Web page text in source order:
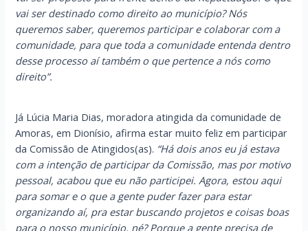
vai ser destinado como direito ao município? Nós
queremos saber, queremos participar e colaborar com a
comunidade, para que toda a comunidade entenda dentro
desse processo aí também o que pertence a nós como
direito”.
Já Lúcia Maria Dias, moradora atingida da comunidade de
Amoras, em Dionísio, afirma estar muito feliz em participar
da Comissão de Atingidos(as). “Há dois anos eu já estava
com a intenção de participar da Comissão, mas por motivo
pessoal, acabou que eu não participei. Agora, estou aqui
para somar e o que a gente puder fazer para estar
organizando aí, pra estar buscando projetos e coisas boas
para o nosso município, né? Porque a gente precisa de